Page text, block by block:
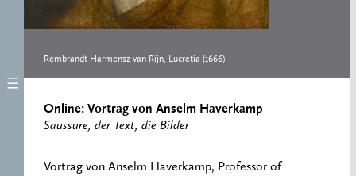
Rembrandt Harmensz van Rijn, Lucretia (1666)
Online: Vortrag von Anselm Haverkamp
Saussure, der Text, die Bilder
Vortrag von Anselm Haverkamp, Professor of